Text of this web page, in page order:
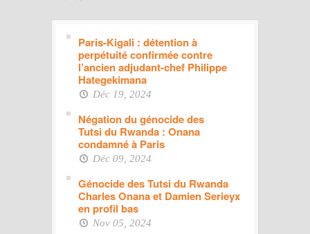
Paris-Kigali : détention à
perpétuité confirmée contre
l’ancien adjudant-chef Philippe
Hategekimana
Déc 19, 2024
Négation du génocide des
Tutsi du Rwanda : Onana
condamné à Paris
Déc 09, 2024
Génocide des Tutsi du Rwanda
Charles Onana et Damien Serieyx
en profil bas
Nov 05, 2024